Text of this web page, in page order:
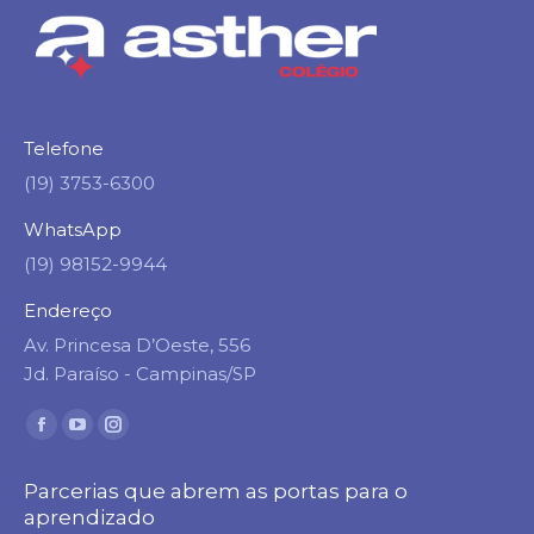
Telefone
(19) 3753-6300
WhatsApp
(19) 98152-9944
Endereço
Av. Princesa D’Oeste, 556
Jd. Paraíso - Campinas/SP
Encontre-nos em:
Facebook
opens
YouTube
opens
Instagram
opens
Parcerias que abrem as portas para o
aprendizado